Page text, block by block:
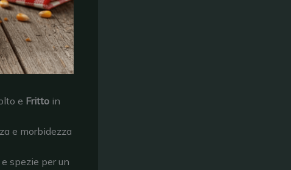
e Fritto in
e morbidezza
spezie per un